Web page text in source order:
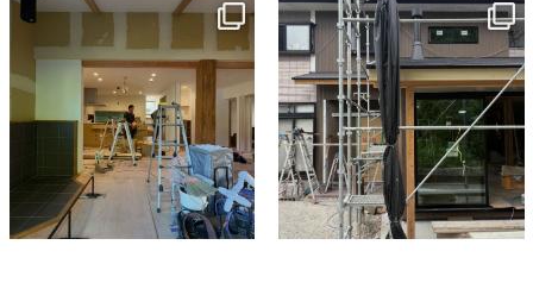
tomohouseinc
tomohouseinc
6月 3